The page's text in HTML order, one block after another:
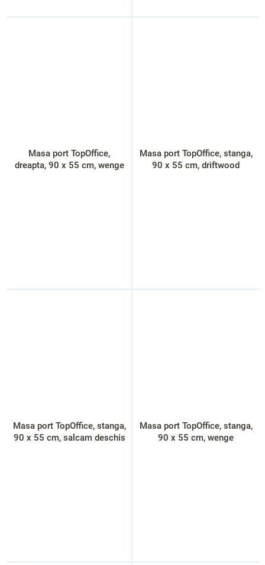
Masa port TopOffice,
dreapta, 90 x 55 cm, wenge
Masa port TopOffice, stanga,
90 x 55 cm, driftwood
Masa port TopOffice, stanga,
90 x 55 cm, salcam deschis
Masa port TopOffice, stanga,
90 x 55 cm, wenge